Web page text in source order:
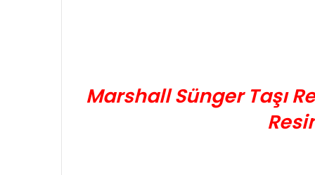
Marshall Sünger Taşı